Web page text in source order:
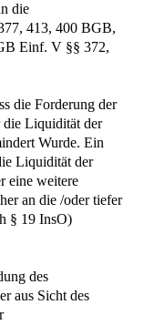
die
413, 400 BGB,
Einf. V §§ 372,
die Forderung der
die Liquidität der
Wurde. Ein
Liquidität der
eine weitere
an die /oder tiefer
§ 19 InsO)
des
aus Sicht des